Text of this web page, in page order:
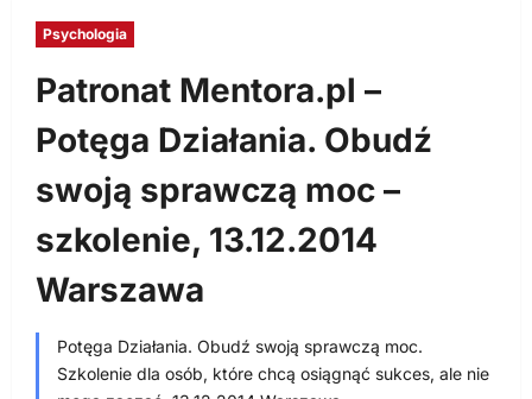
Psychologia
Patronat Mentora.pl –
Potęga Działania. Obudź
swoją sprawczą moc –
szkolenie, 13.12.2014
Warszawa
Potęga Działania. Obudź swoją sprawczą moc.
Szkolenie dla osób, które chcą osiągnąć sukces, ale nie